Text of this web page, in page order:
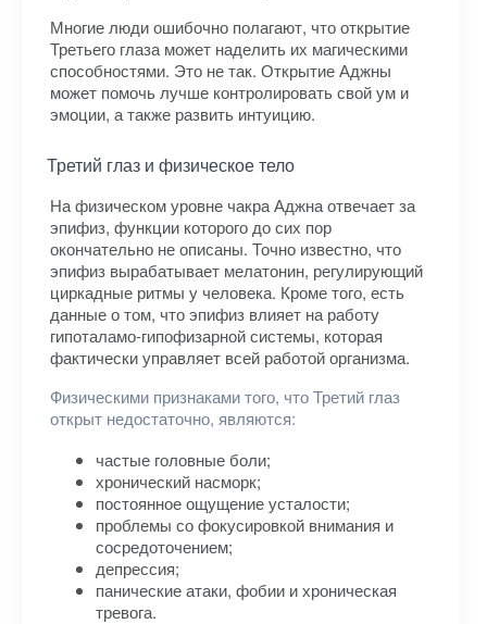
Многие люди ошибочно полагают, что открытие
Третьего глаза может наделить их магическими
способностями. Это не так. Открытие Аджны
может помочь лучше контролировать свой ум и
эмоции, а также развить интуицию.
Третий глаз и физическое тело
На физическом уровне чакра Аджна отвечает за
эпифиз, функции которого до сих пор
окончательно не описаны. Точно известно, что
эпифиз вырабатывает мелатонин, регулирующий
циркадные ритмы у человека. Кроме того, есть
данные о том, что эпифиз влияет на работу
гипоталамо-гипофизарной системы, которая
фактически управляет всей работой организма.
Физическими признаками того, что Третий глаз
открыт недостаточно, являются:
частые головные боли;
хронический насморк;
постоянное ощущение усталости;
проблемы со фокусировкой внимания и
сосредоточением;
депрессия;
панические атаки, фобии и хроническая
тревога.